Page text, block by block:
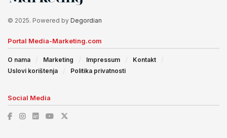
© 2025. Powered by Degordian
Portal Media-Marketing.com
O nama Marketing Impressum
Kontakt
Uslovi korištenja
Politika privatnosti
Social Media